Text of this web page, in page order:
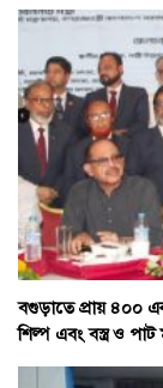
বগুড়াতে প্রায় ৪০০
শিল্প এবং বস্ত্র ও পাট